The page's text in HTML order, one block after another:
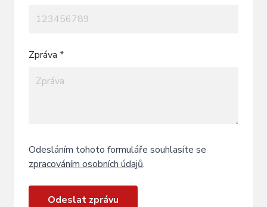
Zpráva *
Odesláním tohoto formuláře souhlasíte se
zpracováním osobních údajů.
Odeslat zprávu